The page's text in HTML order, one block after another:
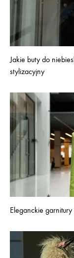
Jakie buty do
stylizacyjny
Eleganckie